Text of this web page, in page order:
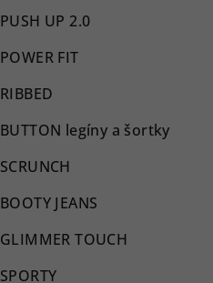
PUSH UP 2.0
POWER FIT
RIBBED
BUTTON legíny a šortky
SCRUNCH
BOOTY JEANS
GLIMMER TOUCH
SPORTY